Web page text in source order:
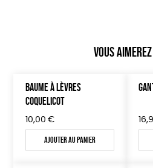
Vous
BAUME À LÈVRES
COQUELICOT
10,00 €
Ajouter au panier